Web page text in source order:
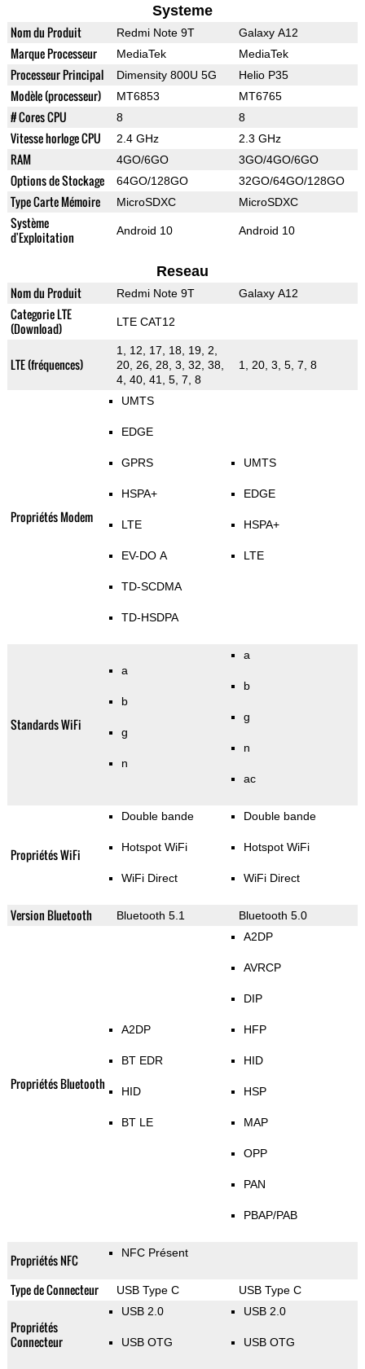
Systeme
Nom du Produit Redmi Note 9T Galaxy A12
Marque Processeur MediaTek MediaTek
Processeur Principal Dimensity 800U 5G Helio P35
Modèle (processeur) MT6853 MT6765
# Cores CPU 8 8
Vitesse horloge CPU 2.4 GHz 2.3 GHz
RAM 4GO/6GO 3GO/4GO/6GO
Options de Stockage 64GO/128GO 32GO/64GO/128GO
Type Carte Mémoire MicroSDXC MicroSDXC
Système
d'Exploitation
Android 10 Android 10
Reseau
Nom du Produit Redmi Note 9T Galaxy A12
Categorie LTE
(Download)
LTE CAT12
LTE (fréquences)
1, 12, 17, 18, 19, 2,
20, 26, 28, 3, 32, 38,
4, 40, 41, 5, 7, 8
1, 20, 3, 5, 7, 8
Propriétés Modem
UMTS
EDGE
GPRS
HSPA+
LTE
EV-DO A
TD-SCDMA
TD-HSDPA
UMTS
EDGE
HSPA+
LTE
Standards WiFi
a
b
g
n
a
b
g
n
ac
Propriétés WiFi
Double bande
Hotspot WiFi
WiFi Direct
Double bande
Hotspot WiFi
WiFi Direct
Version Bluetooth Bluetooth 5.1 Bluetooth 5.0
Propriétés Bluetooth
A2DP
BT EDR
HID
BT LE
A2DP
AVRCP
DIP
HFP
HID
HSP
MAP
OPP
PAN
PBAP/PAB
Propriétés NFC NFC Présent
Type de Connecteur USB Type C USB Type C
Propriétés
Connecteur
USB 2.0
USB OTG
USB 2.0
USB OTG